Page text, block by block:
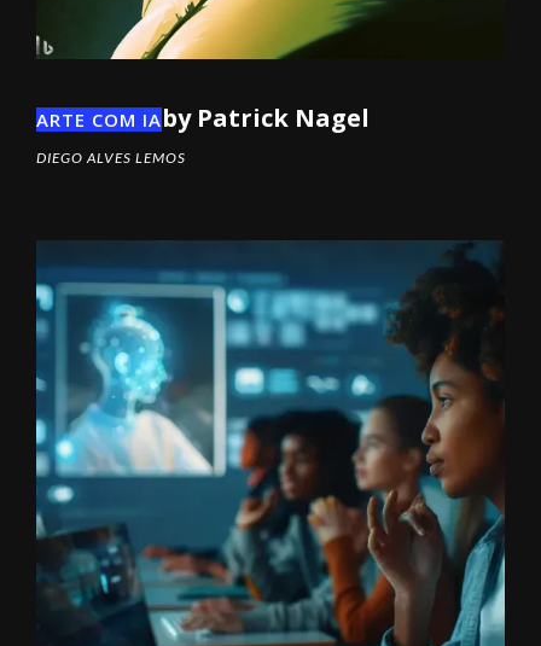
ARTE COM IAby Patrick Nagel
DIEGO ALVES LEMOS